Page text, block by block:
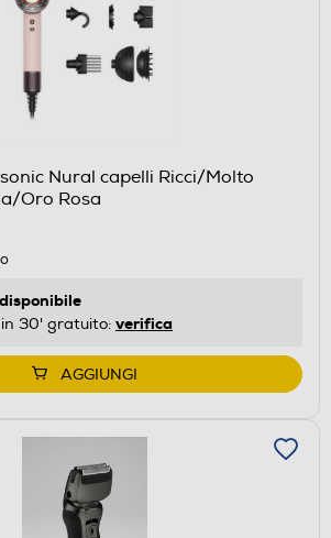
Nural capelli Ricci/Molto
Oro Rosa
disponibile
30' gratuito: verifica
AGGIUNGI